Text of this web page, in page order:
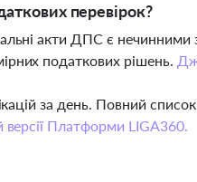
перевірок?
акти ДПС є нечинними
податкових рішень.
за день. Повний
версії Платформи LIGA360.